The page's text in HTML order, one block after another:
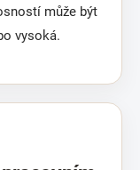
může být
vysoká.